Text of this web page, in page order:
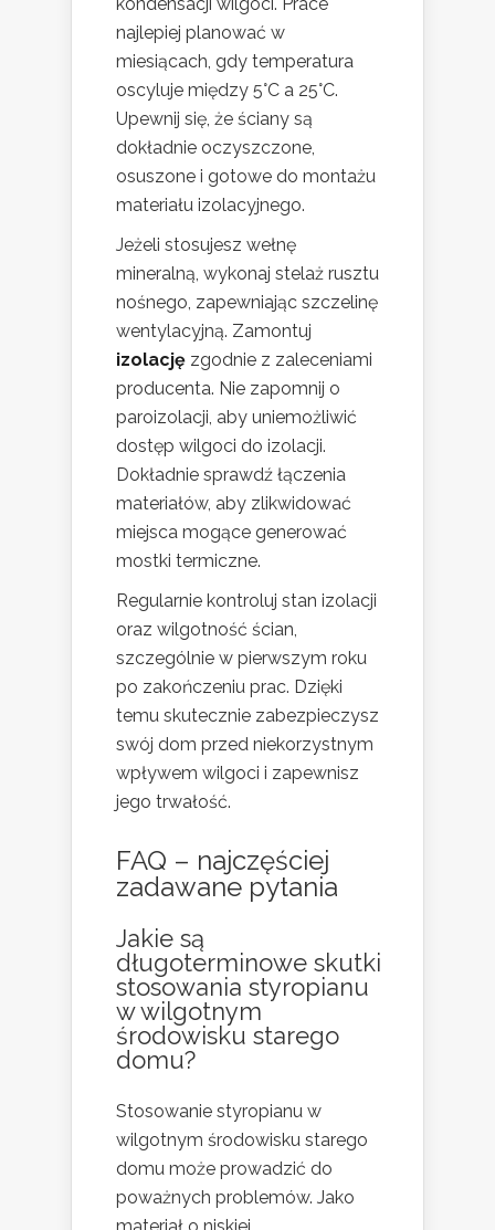
najlepiej planować w
miesiącach, gdy temperatura
oscyluje między 5°C a 25°C.
Upewnij się, że ściany są
dokładnie oczyszczone,
osuszone i gotowe do montażu
materiału izolacyjnego.
Jeżeli stosujesz wełnę
mineralną, wykonaj stelaż rusztu
nośnego, zapewniając szczelinę
wentylacyjną. Zamontuj
izolację zgodnie z zaleceniami
producenta. Nie zapomnij o
paroizolacji, aby uniemożliwić
dostęp wilgoci do izolacji.
Dokładnie sprawdź łączenia
materiałów, aby zlikwidować
miejsca mogące generować
mostki termiczne.
Regularnie kontroluj stan izolacji
oraz wilgotność ścian,
szczególnie w pierwszym roku
po zakończeniu prac. Dzięki
temu skutecznie zabezpieczysz
swój dom przed niekorzystnym
wpływem wilgoci i zapewnisz
jego trwałość.
FAQ – najczęściej
zadawane pytania
Jakie są
długoterminowe skutki
stosowania styropianu
w wilgotnym
środowisku starego
domu?
Stosowanie styropianu w
wilgotnym środowisku starego
domu może prowadzić do
poważnych problemów. Jako